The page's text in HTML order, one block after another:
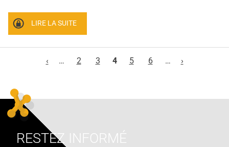
LIRE LA SUITE
‹
… 2 3 4 5 6 … ›
RESTEZ INFORMÉ